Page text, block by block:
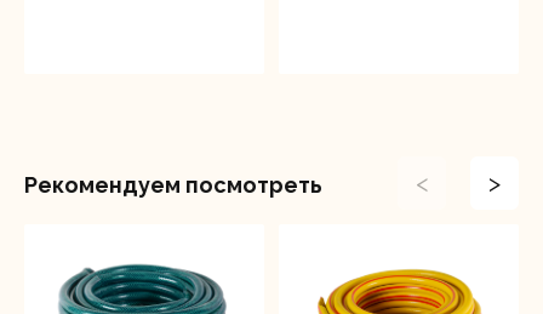
Рекомендуем посмотреть < >